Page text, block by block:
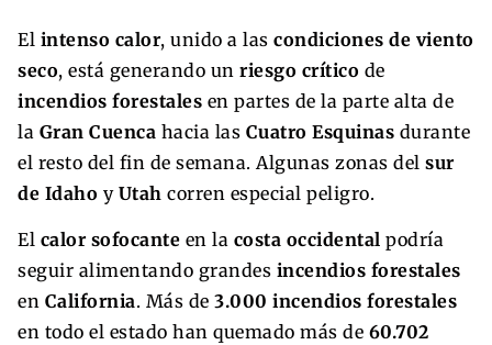
El intenso calor, unido a las condiciones de viento
seco, está generando un riesgo crítico de
incendios forestales en partes de la parte alta de
la Gran Cuenca hacia las Cuatro Esquinas durante
el resto del fin de semana. Algunas zonas del sur
de Idaho y Utah corren especial peligro.
El calor sofocante en la costa occidental podría
seguir alimentando grandes incendios forestales
en California. Más de 3.000 incendios forestales
en todo el estado han quemado más de 60.702